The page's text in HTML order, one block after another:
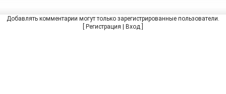
Добавлять комментарии могут только зарегистрированные пользователи.
Регистрация Вход